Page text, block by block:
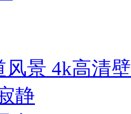
风景 4k高清